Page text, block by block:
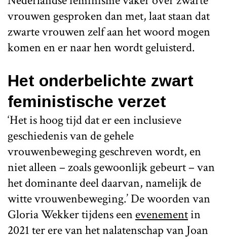
vrouwen gesproken dan met, laat staan dat
zwarte vrouwen zelf aan het woord mogen
komen en er naar hen wordt geluisterd.
Het onderbelichte zwart
feministische verzet
‘Het is hoog tijd dat er een inclusieve
geschiedenis van de gehele
vrouwenbeweging geschreven wordt, en
niet alleen – zoals gewoonlijk gebeurt – van
het dominante deel daarvan, namelijk de
witte vrouwenbeweging.’ De woorden van
Gloria Wekker tijdens eenevenementin
2021 ter ere van het nalatenschap van Joan